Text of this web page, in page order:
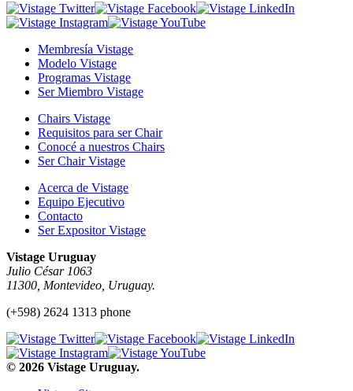
Membresía Vistage
Modelo Vistage
Programas Vistage
Ser Miembro Vistage
Chairs Vistage
Requisitos para ser Chair
Conocé a nuestros Chairs
Ser Chair Vistage
Acerca de Vistage
Equipo Ejecutivo
Contacto
Ser Expositor Vistage
Vistage Uruguay
Julio César 1063
11300, Montevideo, Uruguay.
(+598) 2624 1313 phone
© 2026 Vistage Uruguay.